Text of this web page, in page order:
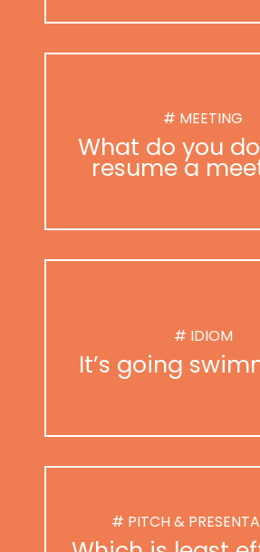
# MEETING
What do you
resume a
# IDIOM
It’s going
# PITCH &